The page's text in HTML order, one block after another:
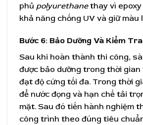
phủ polyurethanethay vì epoxy
khả năng chống UV và giữ màu
Bước 6: Bảo Dưỡng Và Kiểm
Sau khi hoàn thành thi công,
được bảo dưỡng trong thời gian
đạt độ cứng tối đa. Trong thời
để nước đọng và hạn chế tải
mặt. Sau đó tiến hành nghiệm
công trình theo đúng tiêu